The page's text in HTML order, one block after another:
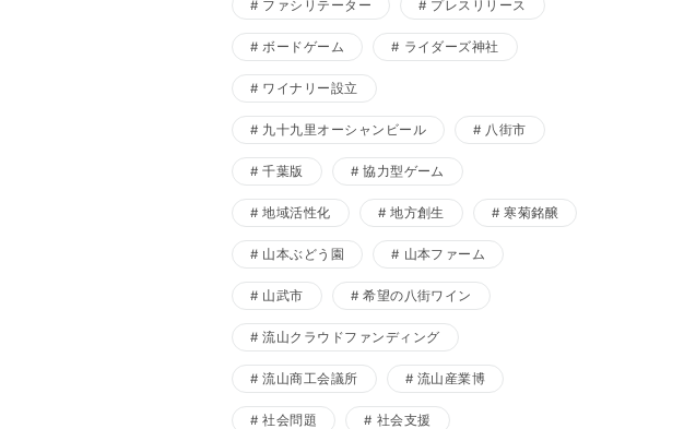
ファシリテーター プレスリリース
ボードゲーム ライダーズ神社
ワイナリー設立
九十九里オーシャンビール 八街市
千葉版 協力型ゲーム
地域活性化 地方創生 寒菊銘醸
山本ぶどう園 山本ファーム
山武市 希望の八街ワイン
流山クラウドファンディング
流山商工会議所 流山産業博
社会問題 社会支援